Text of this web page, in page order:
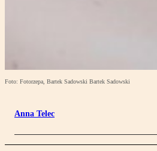
Foto: Fotorzepa, Bartek Sadowski Bartek Sadowski
Anna Telec